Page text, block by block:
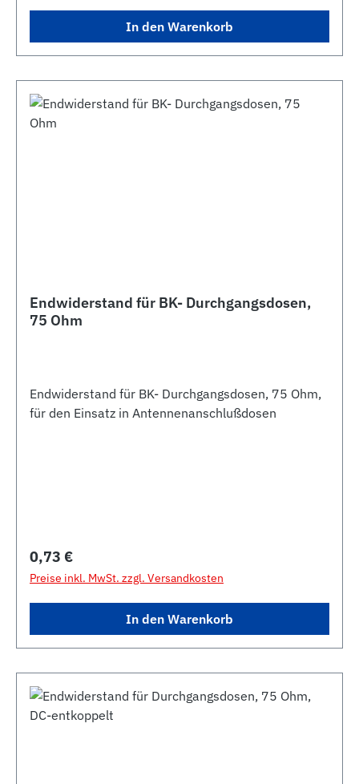
In den Warenkorb
Endwiderstand für BK- Durchgangsdosen,
75 Ohm
Endwiderstand für BK- Durchgangsdosen, 75 Ohm,
für den Einsatz in Antennenanschlußdosen
Regulärer Preis:
0,73 €
Preise inkl. MwSt. zzgl. Versandkosten
In den Warenkorb